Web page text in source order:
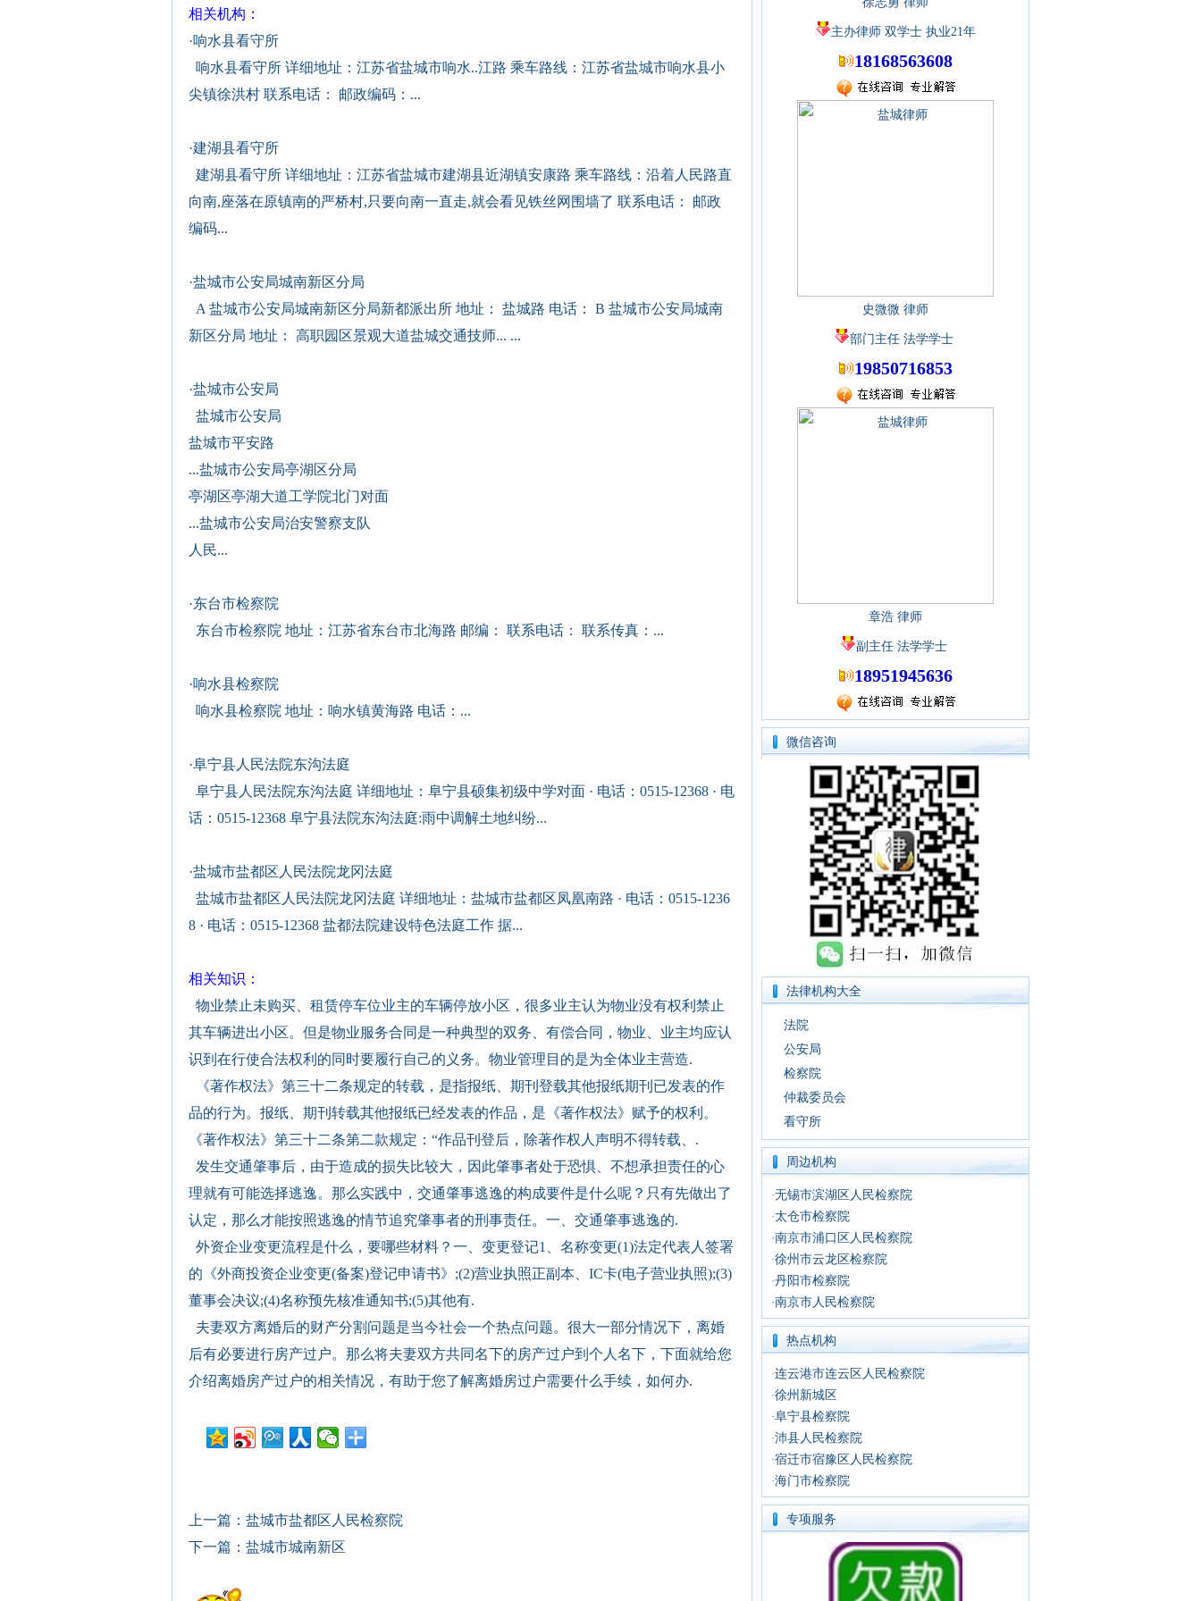
相关机构：
·响水县看守所
响水县看守所 详细地址：江苏省盐城市响水..江路 乘车路线：江苏省盐城市响水县小
尖镇徐洪村 联系电话： 邮政编码：...
·建湖县看守所
建湖县看守所 详细地址：江苏省盐城市建湖县近湖镇安康路 乘车路线：沿着人民路直
向南,座落在原镇南的严桥村,只要向南一直走,就会看见铁丝网围墙了 联系电话： 邮政
编码...
·盐城市公安局城南新区分局
A 盐城市公安局城南新区分局新都派出所 地址： 盐城路 电话： B 盐城市公安局城南
新区分局 地址： 高职园区景观大道盐城交通技师... ...
·盐城市公安局
盐城市公安局
盐城市平安路
...盐城市公安局亭湖区分局
亭湖区亭湖大道工学院北门对面
...盐城市公安局治安警察支队
人民...
·东台市检察院
东台市检察院 地址：江苏省东台市北海路 邮编： 联系电话： 联系传真：...
·响水县检察院
响水县检察院 地址：响水镇黄海路 电话：...
·阜宁县人民法院东沟法庭
阜宁县人民法院东沟法庭 详细地址：阜宁县硕集初级中学对面 · 电话：0515-12368 · 电
话：0515-12368 阜宁县法院东沟法庭:雨中调解土地纠纷...
·盐城市盐都区人民法院龙冈法庭
盐城市盐都区人民法院龙冈法庭 详细地址：盐城市盐都区凤凰南路 · 电话：0515-1236
8 · 电话：0515-12368 盐都法院建设特色法庭工作 据...
相关知识：
物业禁止未购买、租赁停车位业主的车辆停放小区，很多业主认为物业没有权利禁止
其车辆进出小区。但是物业服务合同是一种典型的双务、有偿合同，物业、业主均应认
识到在行使合法权利的同时要履行自己的义务。物业管理目的是为全体业主营造.
《著作权法》第三十二条规定的转载，是指报纸、期刊登载其他报纸期刊已发表的作
品的行为。报纸、期刊转载其他报纸已经发表的作品，是《著作权法》赋予的权利。
《著作权法》第三十二条第二款规定：“作品刊登后，除著作权人声明不得转载、.
发生交通肇事后，由于造成的损失比较大，因此肇事者处于恐惧、不想承担责任的心
理就有可能选择逃逸。那么实践中，交通肇事逃逸的构成要件是什么呢？只有先做出了
认定，那么才能按照逃逸的情节追究肇事者的刑事责任。一、交通肇事逃逸的.
外资企业变更流程是什么，要哪些材料？一、变更登记1、名称变更(1)法定代表人签署
的《外商投资企业变更(备案)登记申请书》;(2)营业执照正副本、IC卡(电子营业执照);(3)
董事会决议;(4)名称预先核准通知书;(5)其他有.
夫妻双方离婚后的财产分割问题是当今社会一个热点问题。很大一部分情况下，离婚
后有必要进行房产过户。那么将夫妻双方共同名下的房产过户到个人名下，下面就给您
介绍离婚房产过户的相关情况，有助于您了解离婚房过户需要什么手续，如何办.
上一篇：盐城市盐都区人民检察院
下一篇：盐城市城南新区
主办律师 双学士 执业21年
18168563608
史微微 律师
部门主任 法学学士
19850716853
章浩 律师
副主任 法学学士
18951945636
微信咨询
法律机构大全
法院
公安局
检察院
仲裁委员会
看守所
周边机构
·无锡市滨湖区人民检察院
·太仓市检察院
·南京市浦口区人民检察院
·徐州市云龙区检察院
·丹阳市检察院
·南京市人民检察院
热点机构
·连云港市连云区人民检察院
·徐州新城区
·阜宁县检察院
·沛县人民检察院
·宿迁市宿豫区人民检察院
·海门市检察院
专项服务